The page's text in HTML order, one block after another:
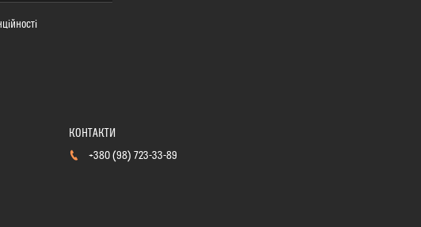
+380 (98) 723-33-89